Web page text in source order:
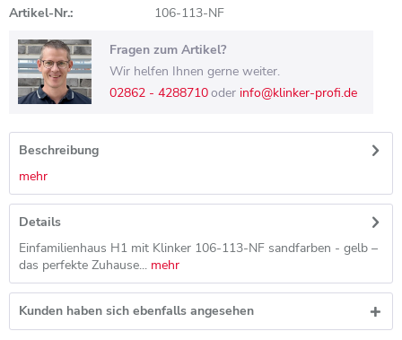
Artikel-Nr.: 106-113-NF
Fragen zum Artikel?
Wir helfen Ihnen gerne weiter.
02862 - 4288710oder info@klinker-profi.de
Beschreibung
mehr
Details
Einfamilienhaus H1 mit Klinker 106-113-NF sandfarben - gelb –
das perfekte Zuhause... mehr
Kunden haben sich ebenfalls angesehen